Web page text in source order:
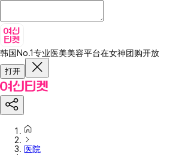
韩国No.1专业医美美容平台在女神团购开放
打开
医院